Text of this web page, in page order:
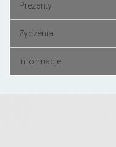
Prezenty
Życzenia
Informacje